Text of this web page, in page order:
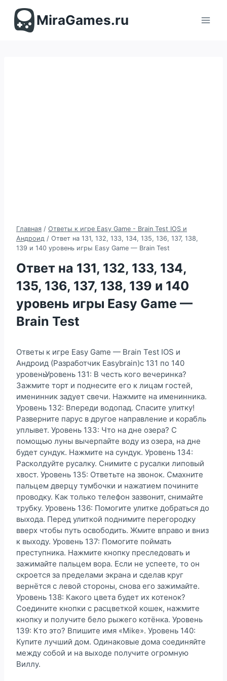
содержимомуMiraGames.ru
Главная / Ответы к игре Easy Game - Brain Test IOS и
Андроид / Ответ на 131, 132, 133, 134, 135, 136, 137, 138,
139 и 140 уровень игры Easy Game — Brain Test
Ответ на 131, 132, 133, 134,
135, 136, 137, 138, 139 и 140
уровень игры Easy Game —
Brain Test
Ответы к игре Easy Game — Brain Test IOS и
Андроид (Разработчик Easybrain)с 131 по 140
уровеньУровень 131: В честь кого вечеринка?
Зажмите торт и поднесите его к лицам гостей,
именинник задует свечи. Нажмите на именинника.
Уровень 132: Впереди водопад. Спасите улитку!
Разверните парус в другое направление и корабль
уплывет. Уровень 133: Что на дне озера? С
помощью луны вычерпайте воду из озера, на дне
будет сундук. Нажмите на сундук. Уровень 134:
Расколдуйте русалку. Снимите с русалки липовый
хвост. Уровень 135: Ответьте на звонок. Смахните
пальцем дверцу тумбочки и нажатием почините
проводку. Как только телефон зазвонит, снимайте
трубку. Уровень 136: Помогите улитке добраться до
выхода. Перед улиткой поднимите перегородку
вверх чтобы путь освободить. Жмите вправо и вниз
к выходу. Уровень 137: Помогите поймать
преступника. Нажмите кнопку преследовать и
зажимайте пальцем вора. Если не успеете, то он
скроется за пределами экрана и сделав круг
вернётся с левой стороны, снова его зажимайте.
Уровень 138: Какого цвета будет их котенок?
Соедините кнопки с расцветкой кошек, нажмите
кнопку и получите бело рыжего котёнка. Уровень
139: Кто это? Впишите имя «Mike». Уровень 140:
Купите лучший дом. Одинаковые дома соединяйте
между собой и на выходе получите огромную
Виллу.